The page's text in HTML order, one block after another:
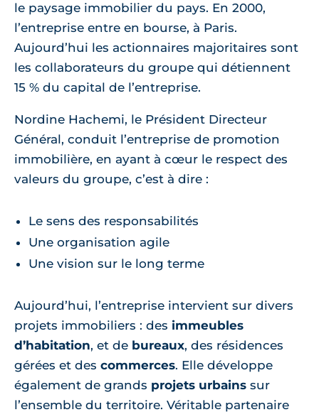
le paysage immobilier du pays. En 2000,
l’entreprise entre en bourse, à Paris.
Aujourd’hui les actionnaires majoritaires sont
les collaborateurs du groupe qui détiennent
15 % du capital de l’entreprise.
Nordine Hachemi, le Président Directeur
Général, conduit l’entreprise de promotion
immobilière, en ayant à cœur le respect des
valeurs du groupe, c’est à dire :
Le sens des responsabilités
Une organisation agile
Une vision sur le long terme
Aujourd’hui, l’entreprise intervient sur divers
projets immobiliers : des immeubles
d’habitation, et de bureaux, des résidences
gérées et des commerces. Elle développe
également de grands projets urbains sur
l’ensemble du territoire. Véritable partenaire